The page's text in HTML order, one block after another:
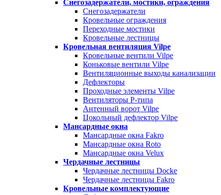
Снегозадержатели, мостики, ограждения
Снегозадержатели
Кровельные ограждения
Переходные мостики
Кровельные лестницы
Кровельная вентиляция Vilpe
Кровельные вентили Vilpe
Коньковые вентили Vilpe
Вентиляционные выходы канализации
Дефлекторы
Проходные элементы Vilpe
Вентиляторы P-типа
Антенный ворот Vilpe
Цокольный дефлектор Vilpe
Мансардные окна
Мансардные окна Fakro
Мансардные окна Roto
Мансардные окна Velux
Чердачные лестницы
Чердачные лестницы Docke
Чердачные лестницы Fakro
Кровельные комплектующие